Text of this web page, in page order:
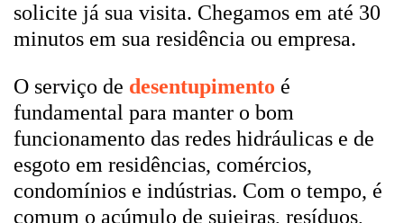
solicite já sua visita. Chegamos em até 30
minutos em sua residência ou empresa.
O serviço de desentupimento é
fundamental para manter o bom
funcionamento das redes hidráulicas e de
esgoto em residências, comércios,
condomínios e indústrias. Com o tempo, é
comum o acúmulo de sujeiras, resíduos,